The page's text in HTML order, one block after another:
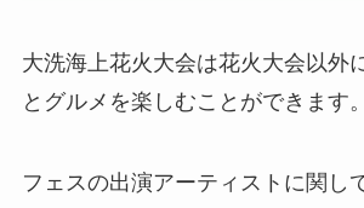
大洗海上花火大会は花火大会以外
とグルメを楽しむことができます。
フェスの出演アーティストに関し